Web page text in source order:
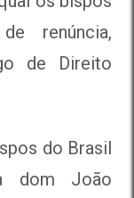
renúncia,
de Direito
do Brasil
dom João